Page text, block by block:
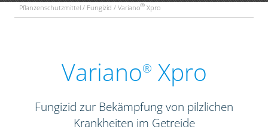
Pflanzenschutzmittel / Fungizid / Variano® Xpro
Variano® Xpro
Fungizid zur Bekämpfung von pilzlichen
Krankheiten im Getreide